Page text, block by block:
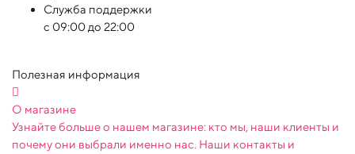
Служба поддержки
с 09:00 до 22:00
Полезная информация
О магазине
Узнайте больше о нашем магазине: кто мы, наши клиенты и
почему они выбрали именно нас. Наши контакты и